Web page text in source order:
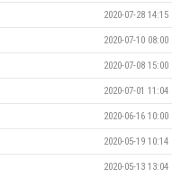
2020-07-28 14:15
2020-07-10 08:00
2020-07-08 15:00
2020-07-01 11:04
2020-06-16 10:00
2020-05-19 10:14
2020-05-13 13:04